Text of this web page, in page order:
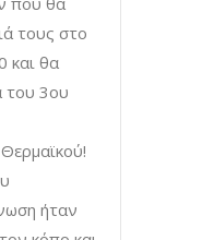
τους στο
και θα
του 3ου
ήταν